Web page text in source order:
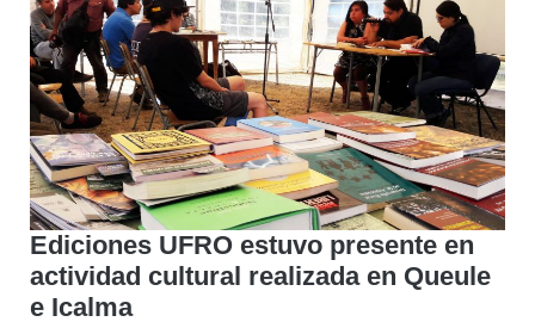
Ediciones UFRO estuvo presente en
actividad cultural realizada en Queule
e Icalma